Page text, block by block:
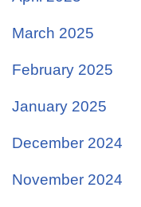
March 2025
February 2025
January 2025
December 2024
November 2024